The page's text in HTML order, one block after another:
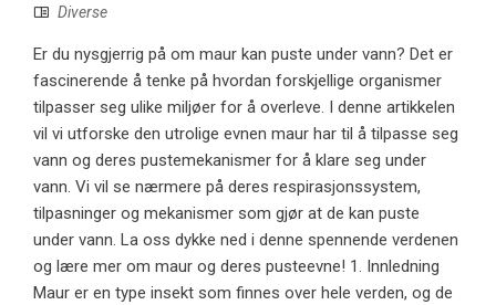
Diverse
Er du nysgjerrig på om maur kan puste under vann? Det er
fascinerende å tenke på hvordan forskjellige organismer
tilpasser seg ulike miljøer for å overleve. I denne artikkelen
vil vi utforske den utrolige evnen maur har til å tilpasse seg
vann og deres pustemekanismer for å klare seg under
vann. Vi vil se nærmere på deres respirasjonssystem,
tilpasninger og mekanismer som gjør at de kan puste
under vann. La oss dykke ned i denne spennende verdenen
og lære mer om maur og deres pusteevne! 1. Innledning
Maur er en type insekt som finnes over hele verden, og de